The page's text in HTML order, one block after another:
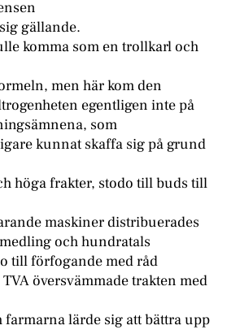
gällande.
komma som en trollkarl och
men här kom den
egentligen inte på
som
kunnat skaffa sig på grund
höga frakter, stodo till buds till
maskiner distribuerades
och hundratals
till förfogande med råd
översvämmade trakten med
lärde sig att bättra upp